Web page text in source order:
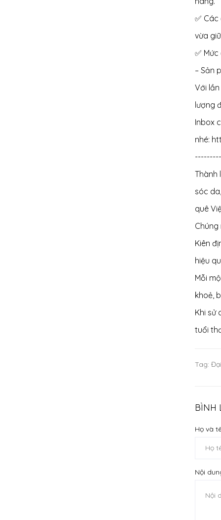
✅
vừa
✅
– Sản
Với
lượng
Inbox
nhé:
Thành
sóc
quê
Kiên
hiệu
Mỗi
khoẻ,
Khi sử
tuổi
Tag:
BÌNH
Họ và
Nội